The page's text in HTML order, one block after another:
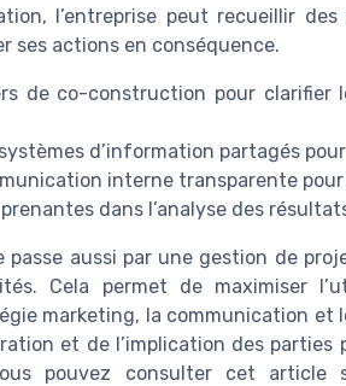
l’entreprise peut recueillir
ses actions en conséquence.
de co-construction pour
d’information partagés
interne transparente
dans l’analyse des
passe aussi par une gestion de
Cela permet de maximiser
marketing, la communication et
et de l’implication des
pouvez consulter cet article